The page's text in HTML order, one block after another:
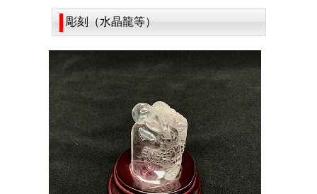
彫刻（水晶龍等）